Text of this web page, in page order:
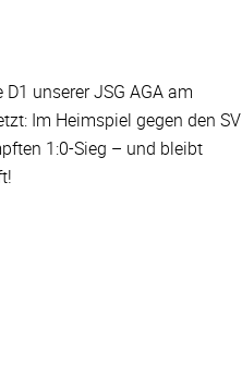
unserer JSG AGA am
Im Heimspiel gegen den SV
1:0-Sieg – und bleibt